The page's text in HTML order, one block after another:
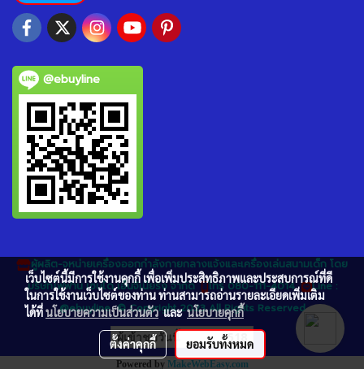
@ebuyline
ผู้ผลิต-จหน่ายเครื่องออกกำลังกายกลางแจ้งและเครื่องเล่นสนามเด็ก โดย
บริษัทโฟฟาน เซนได เอ็นจิเนียริ่ง จำกัด
โทร 080-111-4014
Line :
@ebuyline © Copyright 2023 All Rights Reserved
ผู้เข้าชมวันนี้ 518
Powered by MakeWebEasy.com
เว็บไซต์นี้มีการใช้งานคุกกี้ เพื่อเพิ่มประสิทธิภาพและประสบการณ์ที่ดี
ในการใช้งานเว็บไซต์ของท่าน ท่านสามารถอ่านรายละเอียดเพิ่มเติม
ได้ที่นโยบายความเป็นส่วนตัวและนโยบายคุกกี้
ตั้งค่าคุกกี้ ยอมรับทั้งหมด